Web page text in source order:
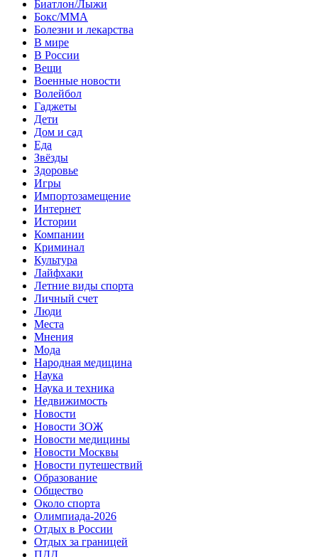
Биатлон/Лыжи
Бокс/MMA
Болезни и лекарства
В мире
В России
Вещи
Военные новости
Волейбол
Гаджеты
Дети
Дом и сад
Еда
Звёзды
Здоровье
Игры
Импортозамещение
Интернет
Истории
Компании
Криминал
Культура
Лайфхаки
Летние виды спорта
Личный счет
Люди
Места
Мнения
Мода
Народная медицина
Наука
Наука и техника
Недвижимость
Новости
Новости ЗОЖ
Новости медицины
Новости Москвы
Новости путешествий
Образование
Общество
Около спорта
Олимпиада-2026
Отдых в России
Отдых за границей
ПДД